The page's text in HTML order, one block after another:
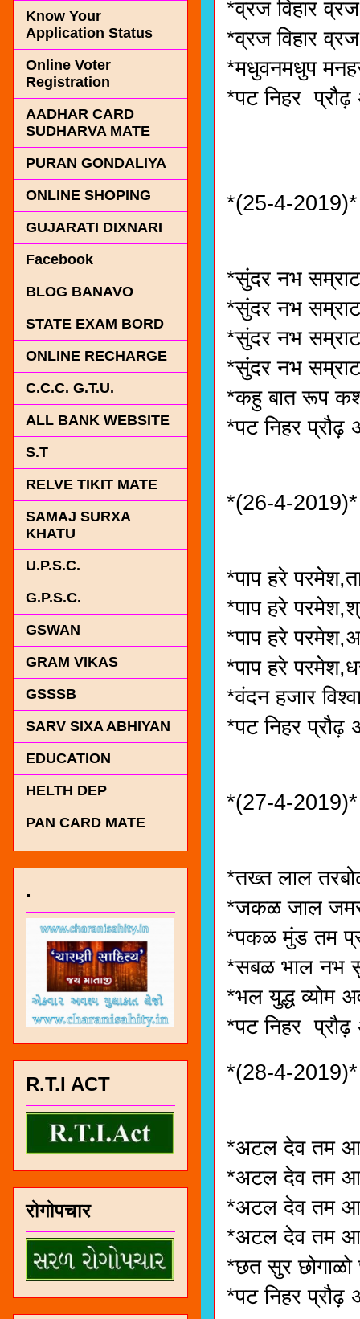
*व्रज विहार
*व्रज विहार
*मधुवनमधुप
*पट निहर
*(25-4-2019)*
*सुंदर नभ
*सुंदर नभ
*सुंदर नभ
*सुंदर नभ
*कहु बात रूप
*पट निहर प्रौढ़
*(26-4-2019)*
*पाप हरे
*पाप हरे
*पाप हरे
*पाप हरे
*वंदन हजार
*पट निहर प्रौढ़
*(27-4-2019)*
*तख्त लाल
*जकळ जाल
*पकळ मुंड तम
*सबळ भाल नभ
*भल युद्ध व्योम
*पट निहर
*(28-4-2019)*
*अटल देव तम
*अटल देव तम
*अटल देव तम
*अटल देव तम
*छत सुर
*पट निहर प्रौढ़
Know Your
Application Status
Online Voter
Registration
AADHAR CARD
SUDHARVA MATE
PURAN GONDALIYA
ONLINE SHOPING
GUJARATI DIXNARI
Facebook
BLOG BANAVO
STATE EXAM BORD
ONLINE RECHARGE
C.C.C. G.T.U.
ALL BANK WEBSITE
S.T
RELVE TIKIT MATE
SAMAJ SURXA
KHATU
U.P.S.C.
G.P.S.C.
GSWAN
GRAM VIKAS
GSSSB
SARV SIXA ABHIYAN
EDUCATION
HELTH DEP
PAN CARD MATE
.
R.T.I ACT
रोगोपचार